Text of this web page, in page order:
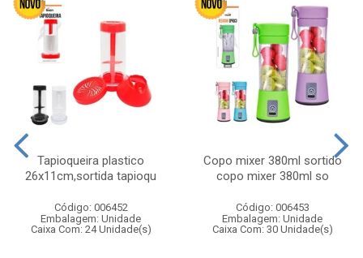
Tapioqueira plastico
26x11cm,sortida tapioqu
Código: 006452
Embalagem: Unidade
Caixa Com: 24 Unidade(s)
Copo mixer 380ml sortido
copo mixer 380ml so
Código: 006453
Embalagem: Unidade
Caixa Com: 30 Unidade(s)